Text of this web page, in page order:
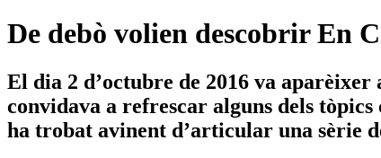
De debò volien descobrir En
El dia 2 d’octubre de 2016 va
convidava a refrescar alguns dels
ha trobat avinent d’articular una sèrie